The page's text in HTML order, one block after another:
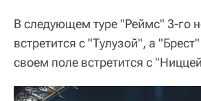
В следующем туре "Реймс" 3-го
встретится с "Тулузой", а
своем поле встретится с